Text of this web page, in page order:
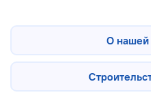
О нашей